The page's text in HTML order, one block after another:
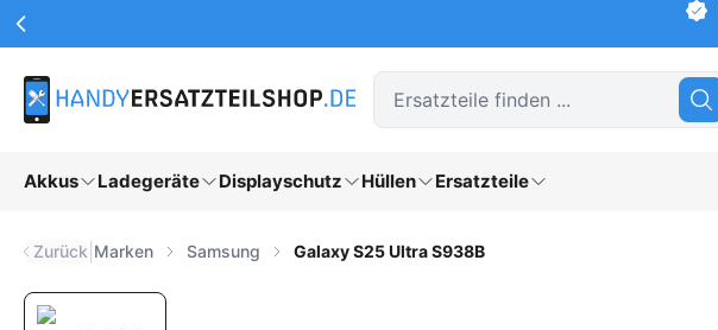
Zum Hauptinhalt springen
Werbeaktionen Kopfzeile
Akkus Ladegeräte Displayschutz Hüllen Ersatzteile
Zurück Marken Samsung Galaxy S25 Ultra S938B